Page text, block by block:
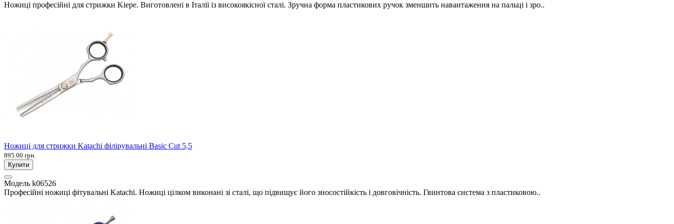
Ножиці професійні для стрижки Kiepe. Виготовлені в Італії із високоякісної сталі. Зручна форма пластикових ручок зменшить навантаження на пальці і зро..
Ножиці для стрижки Katachi філірувальні Basic Cut 5,5
895.00 грн.
Купити
Модель k06526
Професійні ножиці фітувальні Katachi. Ножиці цілком виконані зі сталі, що підвищує його зносостійкість і довговічність. Гвинтова система з пластиковою..